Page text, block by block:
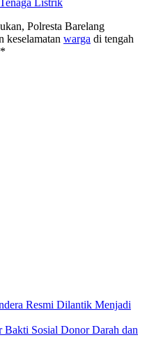
Polresta Barelang
keselamatan warga di tengah
Resmi Dilantik Menjadi
Sosial Donor Darah dan